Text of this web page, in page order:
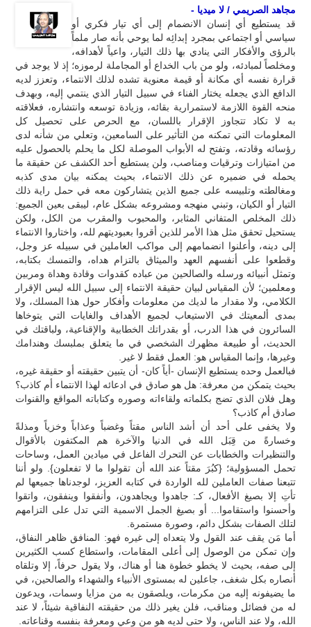
مجاهد الصريمي / لا ميديا -
قد يستطيع أي إنسان الانضمام إلى أي تيار فكري أو
سياسي أو اجتماعي بمجرد إبدائِه لما يوحي بأنه صار ملماً
بالرؤى والأفكار التي ينادي بها ذلك التيار، واعياً لأهدافه،
ومخلصاً لمبادئه، ولو من باب الخداع أو المجاملة لرموزه؛ إذ لا يوجد في
قرارة نفسه أي مكانة أو قيمة معنوية تشده لذلك الانتماء، وتعزز لديه
الدافع الذي يجعله يختار الفناء في سبيل التيار الذي ينتمي إليه، وبهدف
منحه القوة اللازمة لاستمرارية بقائه، وزيادة توسعه وانتشاره، فعلاقته
به لا تكاد تتجاوز الإقرار باللسان، مع الحرص على تحصيل كل
المعلومات التي تمكنه من التأثير على السامعين، وتعلي من شأنه لدى
رؤسائه وقادته، وتفتح له الأبواب الموصلة لكل ما يحلم بالحصول عليه
من امتيازات وترقيات ومناصب، ولن يستطيع أحد الكشف عن حقيقة ما
يحمله في ضميره عن ذلك الانتماء، بحيث يمكنه بيان مدى كذبه
ومغالطته وتلبيسه على جميع الذين يتشاركون معه في حمل راية ذلك
التيار أو الكيان، وتبني منهجه ومشروعه بشكل عام، ليبقى بعين الجميع:
ذلك المخلص المتفاني المثابر، والمحبوب والمقرب من الكل، ولكن
يستحيل تحقق مثل هذا الأمر للذين أقروا بعبوديتهم لله، واختاروا الانتماء
إلى دينه، وأعلنوا انضمامهم إلى مواكب العاملين في سبيله عز وجل،
وقطعوا على أنفسهم العهد والميثاق بالتزام هداه، والتمسك بكتابه،
وتمثل أنبيائه ورسله والصالحين من عباده كقدوات وقادة وهداة ومربين
ومعلمين؛ لأن المقياس لبيان حقيقة الانتماء إلى سبيل الله ليس الإقرار
الكلامي، ولا مقدار ما لديك من معلومات وأفكار حول هذا المسلك، ولا
بمدى ألمعيتك في الاستيعاب لجميع الأهداف والغايات التي يتوخاها
السائرون في هذا الدرب، أو بقدراتك الخطابية والإقناعية، ولباقتك في
الحديث، أو طبيعة مظهرك الشخصي في ما يتعلق بملبسك وهندامك
وغيرها، وإنما المقياس هو: العمل فقط لا غير.
فبالعمل وحده يستطيع الإنسان -أياً كان- أن يتبين حقيقته أو حقيقة غيره،
بحيث يتمكن من معرفة: هل هو صادق في ادعائه لهذا الانتماء أم كاذب؟
وهل فلان الذي تضج بكلماته ولقاءاته وصوره وكتاباته المواقع والقنوات
صادق أم كاذب؟
ولا يخفى على أحد أن أشد الناس مقتاً وغضباً وعذاباً وخزياً ومذلةً
وخسارةً من قِبَل الله في الدنيا والآخرة هم المكتفون بالأقوال
والتنظيرات والخطابات عن التحرك الفاعل في ميادين العمل، وساحات
تحمل المسؤولية؛ {كبُرَ مقتاً عند الله أن تقولوا ما لا تفعلون}. ولو أننا
تتبعنا صفات العاملين لله الواردة في كتابه العزيز، لوجدناها جميعها لم
تأتِ إلا بصيغ الأفعال، كـ: جاهدوا ويجاهدون، وأنفقوا وينفقون، واتقوا
وأحسنوا واستقاموا... أو بصيغ الجمل الاسمية التي تدل على التزامهم
لتلك الصفات بشكل دائم، وصورة مستمرة.
أما مَن يقف عند القول ولا يتعداه إلى غيره فهو: المنافق ظاهر النفاق،
وإن تمكن من الوصول إلى أعلى المقامات، واستطاع كسب الكثيرين
إلى صفه، بحيث لا يخطو خطوة هنا أو هناك، ولا يقول حرفاً، إلا وتلقاه
أنصاره بكل شغف، جاعلين له بمستوى الأنبياء والشهداء والصالحين، في
ما يضيفونه إليه من مكرمات، ويلصقون به من مزايا وسمات، ويدعون
له من فضائل ومناقب، فلن يغير ذلك من حقيقته النفاقية شيئاً، لا عند
الله، ولا عند الناس، ولا حتى لديه هو من وعي ومعرفة بنفسه وقناعاته.